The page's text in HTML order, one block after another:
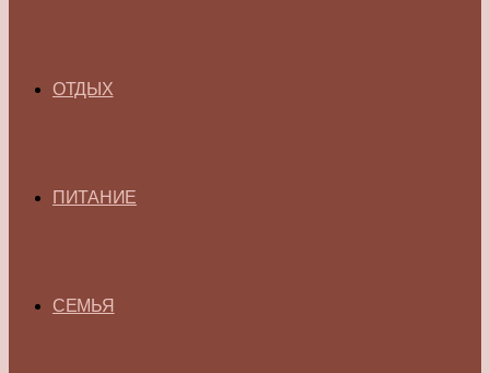
ОТДЫХ
ПИТАНИЕ
СЕМЬЯ